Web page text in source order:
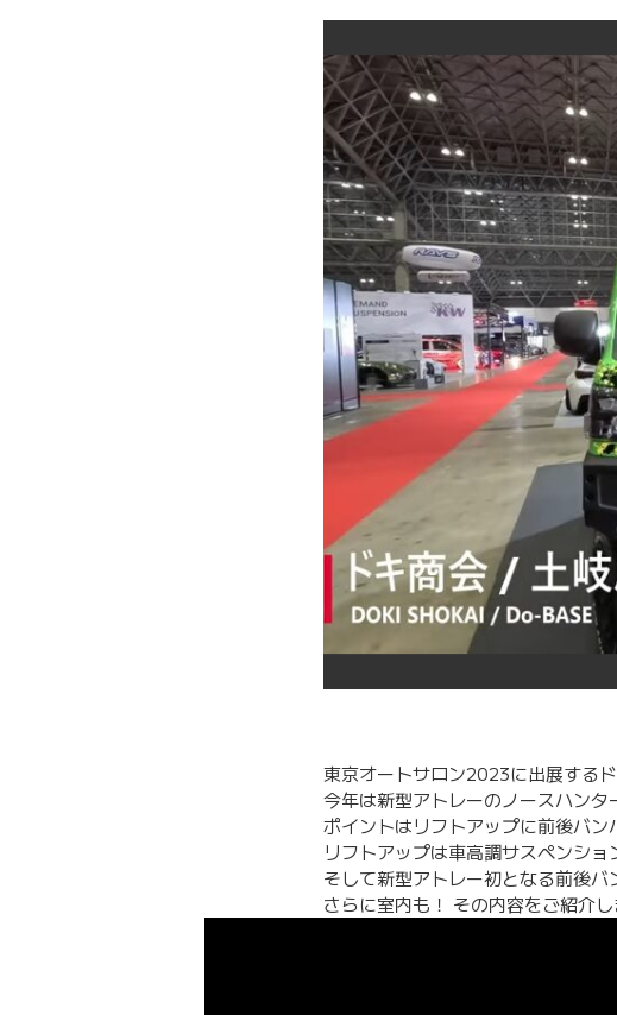
東京オートサロン2023に出展する
今年は新型アトレーのノースハンタ
ポイントはリフトアップに前後バン
リフトアップは車高調サスペンショ
そして新型アトレー初となる前後バ
さらに室内も！ その内容をご紹介し